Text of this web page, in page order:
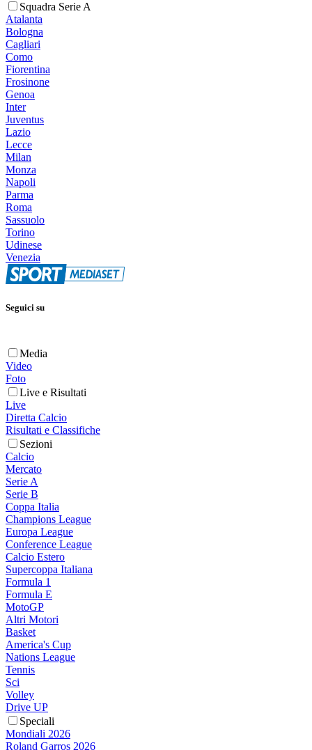
Squadra Serie A
Atalanta
Bologna
Cagliari
Como
Fiorentina
Frosinone
Genoa
Inter
Juventus
Lazio
Lecce
Milan
Monza
Napoli
Parma
Roma
Sassuolo
Torino
Udinese
Venezia
Seguici su
Media
Video
Foto
Live e Risultati
Live
Diretta Calcio
Risultati e Classifiche
Sezioni
Calcio
Mercato
Serie A
Serie B
Coppa Italia
Champions League
Europa League
Conference League
Calcio Estero
Supercoppa Italiana
Formula 1
Formula E
MotoGP
Altri Motori
Basket
America's Cup
Nations League
Tennis
Sci
Volley
Drive UP
Speciali
Mondiali 2026
Roland Garros 2026